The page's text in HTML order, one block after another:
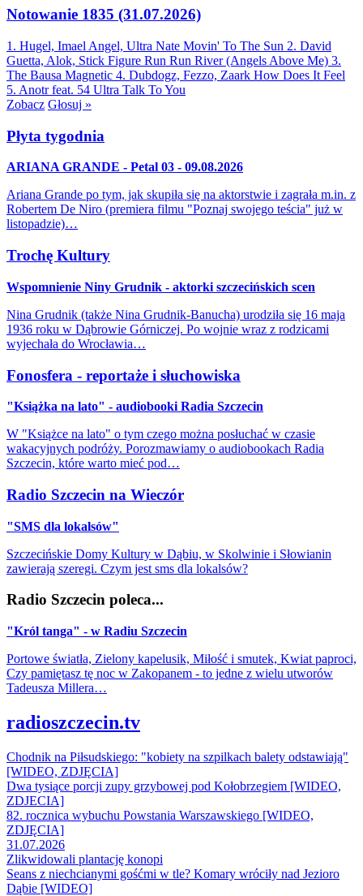
Notowanie 1835 (31.07.2026)
1. Hugel, Imael Angel, Ultra Nate Movin' To The Sun 2. David
Guetta, Alok, Stick Figure Run Run River (Angels Above Me) 3.
The Bausa Magnetic 4. Dubdogz, Fezzo, Zaark How Does It Feel
5. Anotr feat. 54 Ultra Talk To You
Zobacz Głosuj »
Płyta tygodnia
ARIANA GRANDE - Petal 03 - 09.08.2026
Ariana Grande po tym, jak skupiła się na aktorstwie i zagrała m.in. z
Robertem De Niro (premiera filmu "Poznaj swojego teścia" już w
listopadzie)…
Trochę Kultury
Wspomnienie Niny Grudnik - aktorki szczecińskich scen
Nina Grudnik (także Nina Grudnik-Banucha) urodziła się 16 maja
1936 roku w Dąbrowie Górniczej. Po wojnie wraz z rodzicami
wyjechała do Wrocławia…
Fonosfera - reportaże i słuchowiska
"Książka na lato" - audiobooki Radia Szczecin
W "Książce na lato" o tym czego można posłuchać w czasie
wakacyjnych podróży. Porozmawiamy o audiobookach Radia
Szczecin, które warto mieć pod…
Radio Szczecin na Wieczór
"SMS dla lokalsów"
Szczecińskie Domy Kultury w Dąbiu, w Skolwinie i Słowianin
zawierają szeregi. Czym jest sms dla lokalsów?
Radio Szczecin poleca...
"Król tanga" - w Radiu Szczecin
Portowe światła, Zielony kapelusik, Miłość i smutek, Kwiat paproci,
Czy pamiętasz tę noc w Zakopanem - to jedne z wielu utworów
Tadeusza Millera…
radioszczecin.tv
Chodnik na Piłsudskiego: "kobiety na szpilkach balety odstawiają"
[WIDEO, ZDJĘCIA]
Dwa tysiące porcji zupy grzybowej pod Kołobrzegiem [WIDEO,
ZDJECIA]
82. rocznica wybuchu Powstania Warszawskiego [WIDEO,
ZDJĘCIA]
31.07.2026
Zlikwidowali plantację konopi
Seans z niechcianymi gośćmi w tle? Komary wróciły nad Jezioro
Dąbie [WIDEO]